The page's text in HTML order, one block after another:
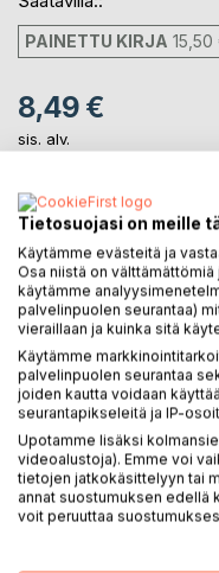
PAINETTU KIRJA 15,50
8,49 €
sis. alv.
LISÄÄ
Lisää muistilistalle
Arvostele tuote
KUVAUS
Tietosuojasi on meille
Käytämme evästeitä ja
Osa niistä on
käytämme
palvelinpuolen seurantaa)
vieraillaan ja kuinka sitä
Käytämme
palvelinpuolen seurantaa
joiden kautta voidaan
seurantapikseleitä ja IP-
Upotamme lisäksi
videoalustoja). Emme voi
tietojen jatkokäsittelyyn tai
annat suostumuksen edellä
voit peruuttaa